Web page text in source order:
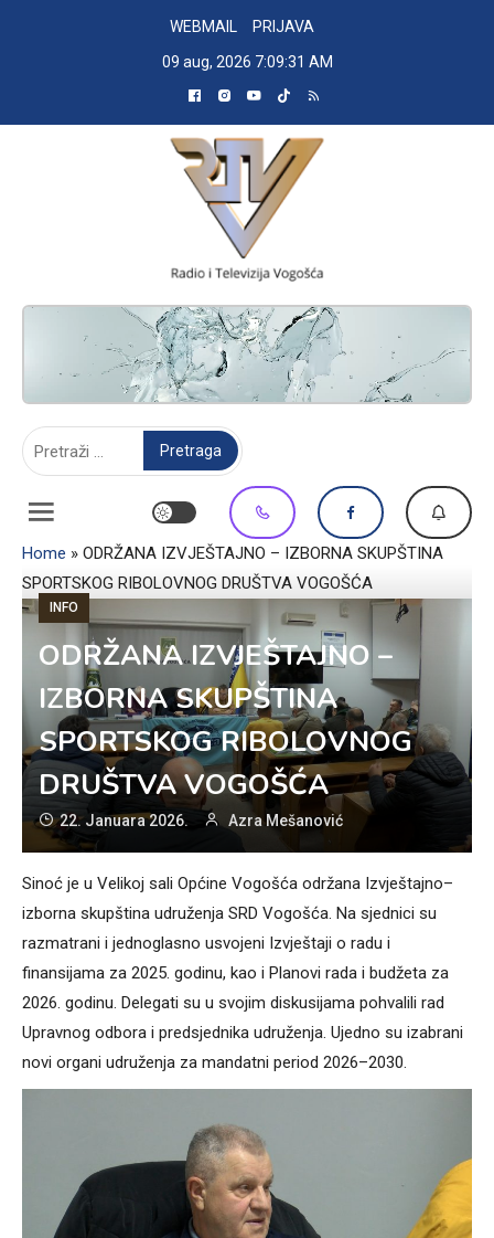
WEBMAIL
PRIJAVA
09 aug, 2026 7:09:32 AM
RADIO TELEVIZIJA VOGOŠĆA
Home » ODRŽANA IZVJEŠTAJNO – IZBORNA SKUPŠTINA
SPORTSKOG RIBOLOVNOG DRUŠTVA VOGOŠĆA
INFO
ODRŽANA IZVJEŠTAJNO –
IZBORNA SKUPŠTINA
SPORTSKOG RIBOLOVNOG
DRUŠTVA VOGOŠĆA
22. Januara 2026. Azra Mešanović
Sinoć je u Velikoj sali Općine Vogošća održana Izvještajno–
izborna skupština udruženja SRD Vogošća. Na sjednici su
razmatrani i jednoglasno usvojeni Izvještaji o radu i
finansijama za 2025. godinu, kao i Planovi rada i budžeta za
2026. godinu. Delegati su u svojim diskusijama pohvalili rad
Upravnog odbora i predsjednika udruženja. Ujedno su izabrani
novi organi udruženja za mandatni period 2026–2030.